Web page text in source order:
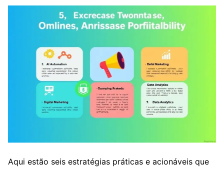
Aqui estão seis estratégias práticas e acionáveis que